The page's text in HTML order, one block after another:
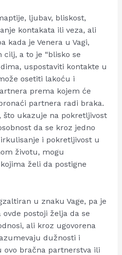
ljubav, bliskost,
kontakata ili veza, ali
kada je Venera u Vagi,
cilj, a to je “blisko se
uspostaviti kontakte u
osetiti lakoću i
prema kojem će
partnera radi braka.
što ukazuje na pokretljivost
da se kroz jedno
i pokretljivost u
životu, mogu
želi da postigne
u znaku Vage, pa je
postoji želja da se
ali kroz ugovorena
dužnosti i
ovo bračna partnerstva ili